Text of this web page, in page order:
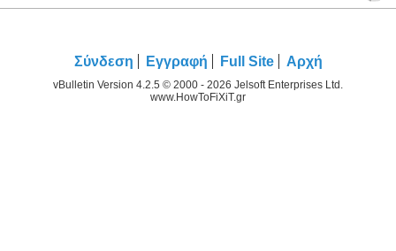
Σύνδεση Εγγραφή Full Site Αρχή
vBulletin Version 4.2.5 © 2000 - 2026 Jelsoft Enterprises Ltd.
www.HowToFiXiT.gr